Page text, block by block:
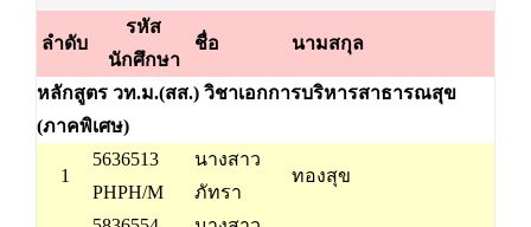
ลำดับ
รหัส
นักศึกษา
ชื่อ นามสกุล
หลักสูตร วท.ม.(สส.) วิชาเอกการบริหารสาธารณสุข
(ภาคพิเศษ)
1
5636513
PHPH/M
นางสาว
ภัทรา
ทองสุข